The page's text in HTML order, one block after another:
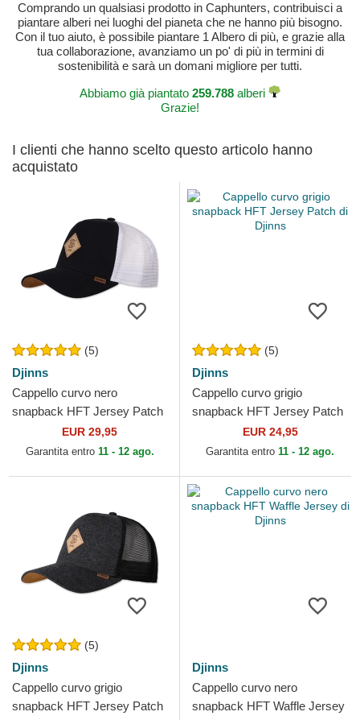
Comprando un qualsiasi prodotto in Caphunters, contribuisci a
piantare alberi nei luoghi del pianeta che ne hanno più bisogno.
Con il tuo aiuto, è possibile piantare 1 Albero di più, e grazie alla
tua collaborazione, avanziamo un po' di più in termini di
sostenibilità e sarà un domani migliore per tutti.
Abbiamo già piantato 259.788 alberi
Grazie!
I clienti che hanno scelto questo articolo hanno
acquistato
(5)
Djinns
Cappello curvo nero
snapback HFT Jersey Patch
EUR 29,95
Garantita entro 11 - 12 ago.
(5)
Djinns
Cappello curvo grigio
snapback HFT Jersey Patch
EUR 24,95
Garantita entro 11 - 12 ago.
(5)
Djinns
Cappello curvo grigio
snapback HFT Jersey Patch
Djinns
Cappello curvo nero
snapback HFT Waffle Jersey